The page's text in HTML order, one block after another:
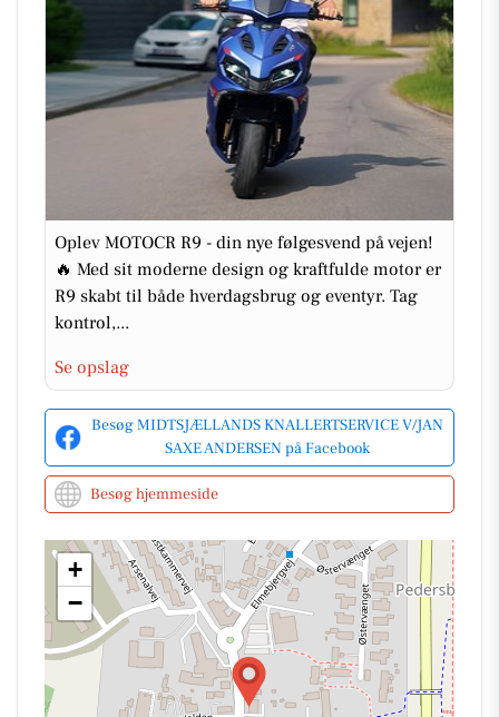
Oplev MOTOCR R9 - din nye følgesvend på vejen!
🔥 Med sit moderne design og kraftfulde motor er
R9 skabt til både hverdagsbrug og eventyr. Tag
kontrol,...
Se opslag
Besøg MIDTSJÆLLANDS KNALLERTSERVICE V/JAN
SAXE ANDERSEN på Facebook
Besøg hjemmeside
+
−